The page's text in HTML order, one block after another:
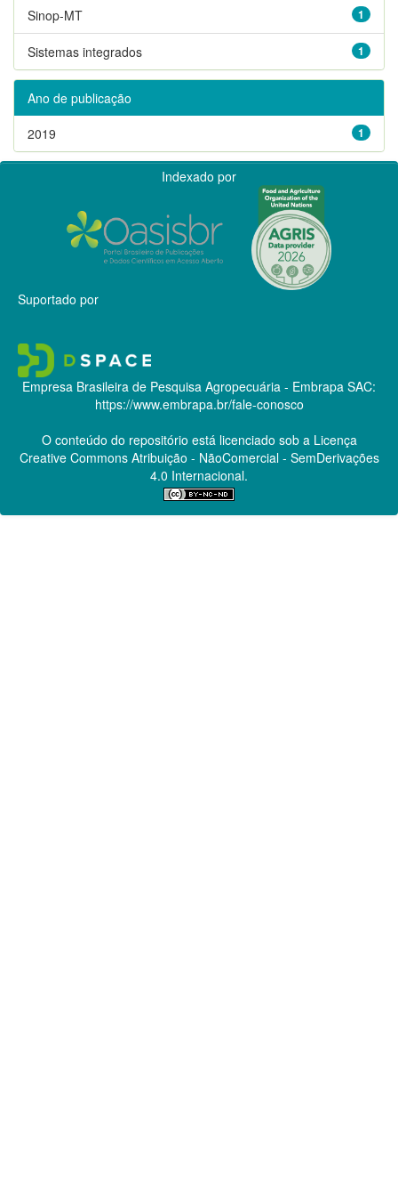
1
Sinop-MT
1
Sistemas integrados
Ano de publicação
1
2019
Indexado por
Suportado por
Empresa Brasileira de Pesquisa Agropecuária - Embrapa SAC:
https://www.embrapa.br/fale-conosco
O conteúdo do repositório está licenciado sob a Licença
Creative CommonsAtribuição - NãoComercial - SemDerivações
4.0 Internacional.